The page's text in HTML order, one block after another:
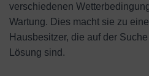
verschiedenen
Wartung. Dies macht sie zu
Hausbesitzer, die auf der
Lösung sind.